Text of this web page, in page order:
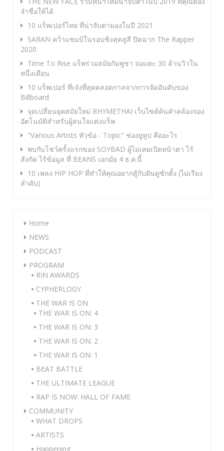
จำชื่อให้ได้
10 แร็พเปอร์ไทย ที่น่าจับตามองในปี 2021
SARAN คว้าแชมป์ในรอบชิงสุดสูสี ปิดฉาก The Rapper
2020
Time To Rise แร็พร่วมสมัยกัมพูชา จ่อแตะ 30 ล้านวิวใน
หนึ่งเดือน
10 แร็พเปอร์ ที่เจ๋งที่สุดตลอดกาลจากการจัดอันดับของ
Billboard
จุดเปลี่ยนยุคสมัยใหม่ RHYMETHAI เว็บไซต์ค้นคำคล้องจอง
อัตโนมัติสำหรับผู้สนใจแต่งแร็พ
"Various Artists หัวข้อ - Topic" ช่องยูทูป คืออะไร
พบกับโชว์ครั้งแรกของ SOYBAD ผู้ไม่เคยเปิดหน้าตา ไร้
สังกัด ไร้ข้อมูล ที่ BEANS เอกมัย 4 ธ.ค.นี้
10 เพลง HIP HOP ที่ทำให้คุณอยากสู้กับฝันดูซักตั้ง (ไม่เรียง
ลำดับ)
Home
NEWS
PODCAST
PROGRAM
RIN AWARDS
CYPHERLOGY
THE WAR IS ON
THE WAR IS ON: 4
THE WAR IS ON: 3
THE WAR IS ON: 2
THE WAR IS ON: 1
BEAT BATTLE
THE ULTIMATE LEAGUE
RAP IS NOW: HALL OF FAME
COMMUNITY
WHAT DROPS
ARTISTS
Happening